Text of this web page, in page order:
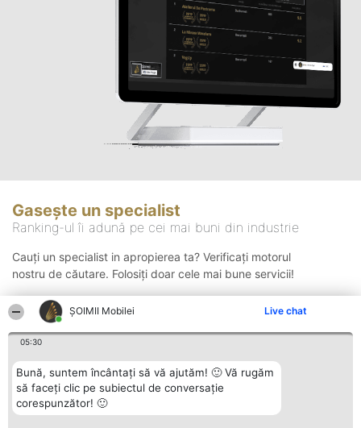
ȘOIMII Mobilei Live chat
05:30
Bună, suntem încântați să vă ajutăm! 🙂 Vă rugăm
să faceți clic pe subiectul de conversație
corespunzător! 🙂
Gasește un specialist
Ranking-ul îi adună pe cei mai buni din industrie
Cauți un specialist in apropierea ta? Verificați motorul
nostru de căutare. Folosiți doar cele mai bune servicii!